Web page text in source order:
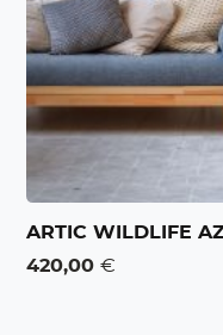
ARTIC WILDLIFE
420,00€